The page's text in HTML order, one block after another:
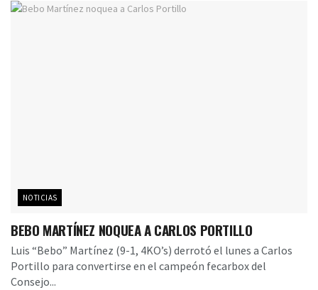
NOTICIAS
BEBO MARTÍNEZ NOQUEA A CARLOS PORTILLO
Luis “Bebo” Martínez (9-1, 4KO’s) derrotó el lunes a Carlos
Portillo para convertirse en el campeón fecarbox del
Consejo...